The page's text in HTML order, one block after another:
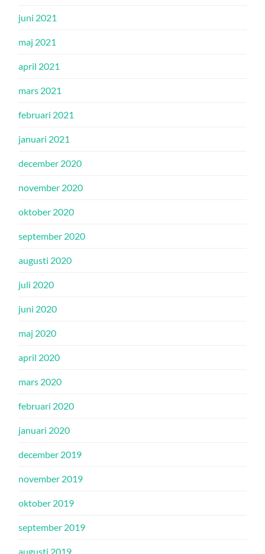
juni 2021
maj 2021
april 2021
mars 2021
februari 2021
januari 2021
december 2020
november 2020
oktober 2020
september 2020
augusti 2020
juli 2020
juni 2020
maj 2020
april 2020
mars 2020
februari 2020
januari 2020
december 2019
november 2019
oktober 2019
september 2019
augusti 2019